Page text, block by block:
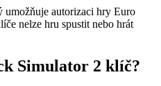
autorizaci hry Euro
nelze hru spustit nebo hrát
Simulator 2 klíč?